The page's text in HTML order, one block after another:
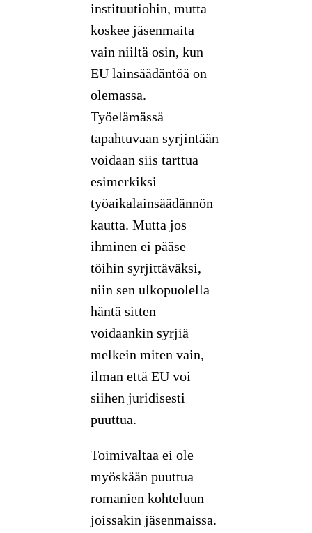
instituutiohin, mutta
koskee jäsenmaita
vain niiltä osin, kun
EU lainsäädäntöä on
olemassa.
Työelämässä
tapahtuvaan syrjintään
voidaan siis tarttua
esimerkiksi
työaikalainsäädännön
kautta. Mutta jos
ihminen ei pääse
töihin syrjittäväksi,
niin sen ulkopuolella
häntä sitten
voidaankin syrjiä
melkein miten vain,
ilman että EU voi
siihen juridisesti
puuttua.
Toimivaltaa ei ole
myöskään puuttua
romanien kohteluun
joissakin jäsenmaissa.